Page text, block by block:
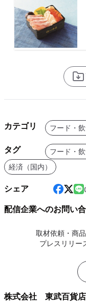
カテゴリ フード・
タグ フード・
経済（国内）
シェア
配信企業へのお問い
取材依頼・商
プレスリリー
株式会社 東武百貨店